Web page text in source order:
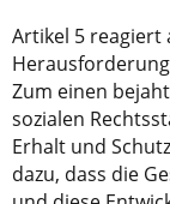
Artikel 5 reagiert
Zum einen
sozialen
Erhalt und
dazu, dass die